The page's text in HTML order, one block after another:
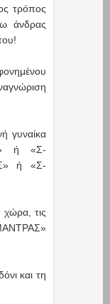
τρόπος
άνδρας
γυναίκα
ή «Σ-
ή «Σ-
χώρα, τις
και τη